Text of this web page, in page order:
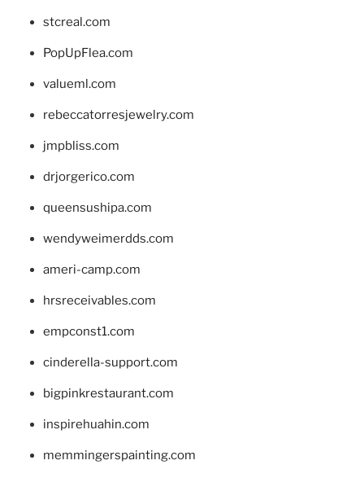
stcreal.com
PopUpFlea.com
valueml.com
rebeccatorresjewelry.com
jmpbliss.com
drjorgerico.com
queensushipa.com
wendyweimerdds.com
ameri-camp.com
hrsreceivables.com
empconst1.com
cinderella-support.com
bigpinkrestaurant.com
inspirehuahin.com
memmingerspainting.com